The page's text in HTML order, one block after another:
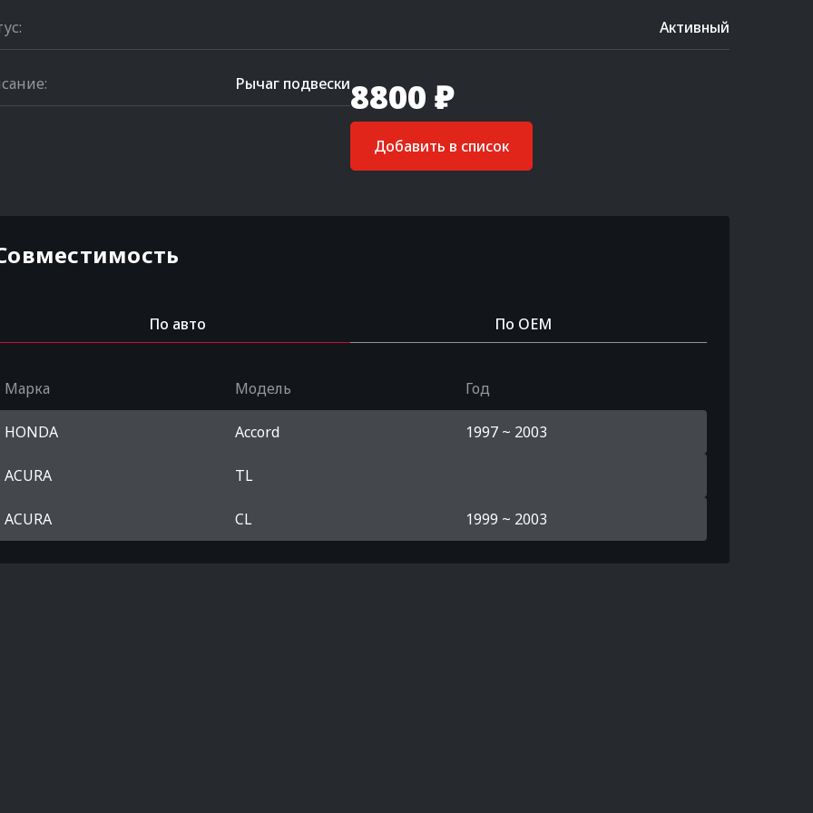
Активный
Рычаг подвески8800 ₽
Добавить в список
По авто По OEM
Марка Модель Год
HONDA Accord 1997 ~ 2003
ACURA TL
ACURA CL 1999 ~ 2003